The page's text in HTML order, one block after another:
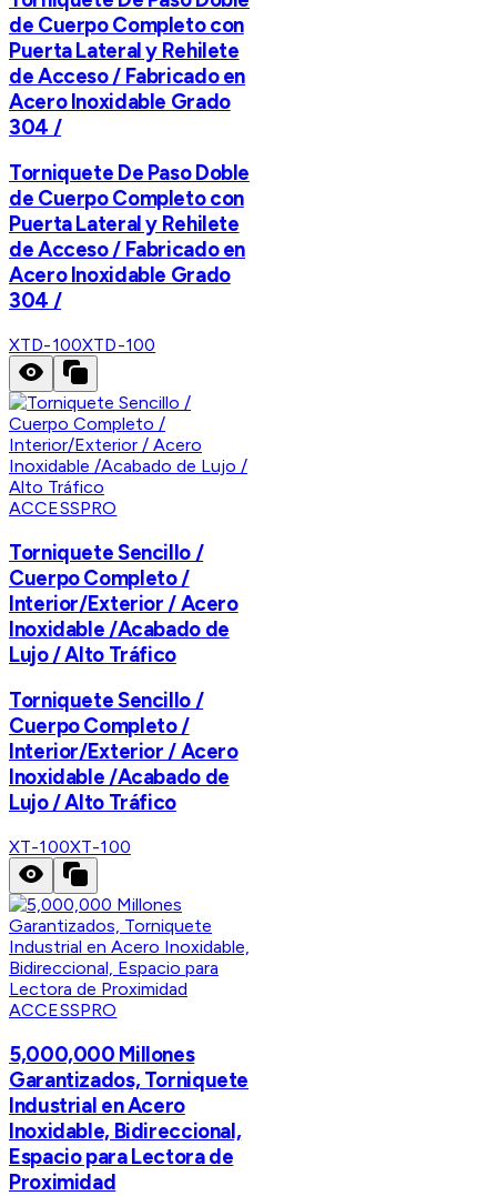
de Cuerpo Completo con
Puerta Lateral y Rehilete
de Acceso / Fabricado en
Acero Inoxidable Grado
304 /
Torniquete De Paso Doble
de Cuerpo Completo con
Puerta Lateral y Rehilete
de Acceso / Fabricado en
Acero Inoxidable Grado
304 /
XTD-100XTD-100
ACCESSPRO
Torniquete Sencillo /
Cuerpo Completo /
Interior/Exterior / Acero
Inoxidable /Acabado de
Lujo / Alto Tráfico
Torniquete Sencillo /
Cuerpo Completo /
Interior/Exterior / Acero
Inoxidable /Acabado de
Lujo / Alto Tráfico
XT-100XT-100
ACCESSPRO
5,000,000 Millones
Garantizados, Torniquete
Industrial en Acero
Inoxidable, Bidireccional,
Espacio para Lectora de
Proximidad